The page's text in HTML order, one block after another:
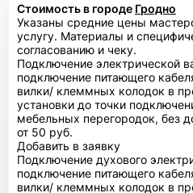
Стоимость в городе Гродно
Указаны средние цены
услугу. Материалы и
согласованию и чеку.
Подключение электрической
подключение питающего
вилки/ клеммных колодок в
установки до точки
мебельных перегородок, без
от 50 руб.
Добавить в заявку
Подключение духового
подключение питающего
вилки/ клеммных колодок в